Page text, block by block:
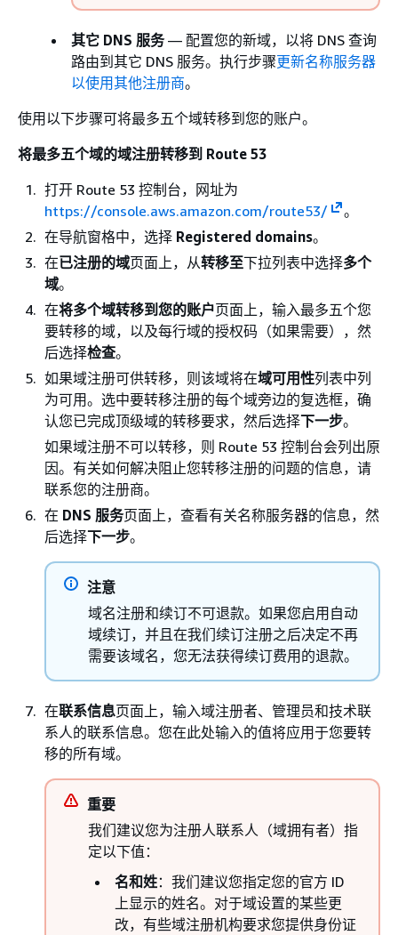
其它 DNS 服务— 配置您的新域，以将 DNS 查询
路由到其它 DNS 服务。执行步骤更新名称服务器
以使用其他注册商。
使用以下步骤可将最多五个域转移到您的账户。
将最多五个域的域注册转移到 Route 53
打开 Route 53 控制台，网址为
https://console.aws.amazon.com/route53/
。
在导航窗格中，选择 Registered domains。
在已注册的域页面上，从转移至下拉列表中选择多个
域。
在将多个域转移到您的账户页面上，输入最多五个您
要转移的域，以及每行域的授权码（如果需要），然
后选择检查。
如果域注册可供转移，则该域将在域可用性列表中列
为可用。选中要转移注册的每个域旁边的复选框，确
认您已完成顶级域的转移要求，然后选择下一步。
如果域注册不可以转移，则 Route 53 控制台会列出原
因。有关如何解决阻止您转移注册的问题的信息，请
联系您的注册商。
在 DNS 服务页面上，查看有关名称服务器的信息，然
后选择下一步。
注意
域名注册和续订不可退款。如果您启用自动
域续订，并且在我们续订注册之后决定不再
需要该域名，您无法获得续订费用的退款。
在联系信息页面上，输入域注册者、管理员和技术联
系人的联系信息。您在此处输入的值将应用于您要转
移的所有域。
重要
我们建议您为注册人联系人（域拥有者）指
定以下值：
名和姓：我们建议您指定您的官方 ID
上显示的姓名。对于域设置的某些更
改，有些域注册机构要求您提供身份证